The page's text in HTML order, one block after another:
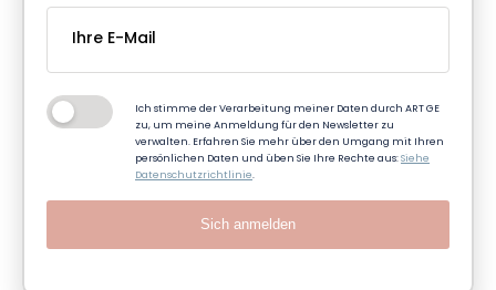
Ich stimme der Verarbeitung meiner Daten durch ART GE
zu, um meine Anmeldung für den Newsletter zu
verwalten. Erfahren Sie mehr über den Umgang mit Ihren
persönlichen Daten und üben Sie Ihre Rechte aus:Siehe
Datenschutzrichtlinie.
Sich anmelden